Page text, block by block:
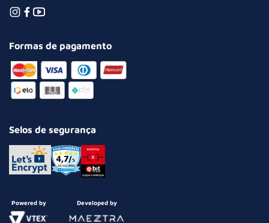
Formas de pagamento
Selos de segurança
Powered by Developed by